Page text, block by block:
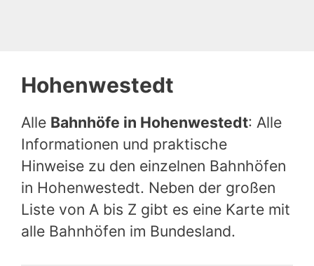
Hohenwestedt
Alle Bahnhöfe in Hohenwestedt: Alle
Informationen und praktische
Hinweise zu den einzelnen Bahnhöfen
in Hohenwestedt. Neben der großen
Liste von A bis Z gibt es eine Karte mit
alle Bahnhöfen im Bundesland.